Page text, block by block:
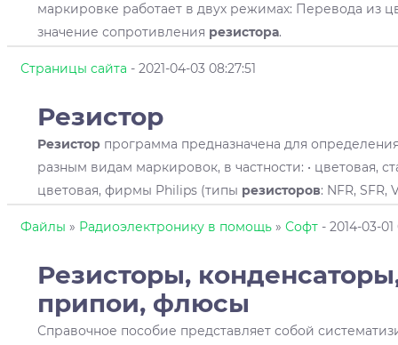
маркировке работает в двух режимах: Перевода из
значение сопротивления резистора.
Страницы сайта - 2021-04-03 08:27:51
Резистор
Резисторпрограмма предназначена для
разным видам маркировок, в частности: • цветовая,
цветовая, фирмы Philips (типы резисторов: NFR, SFR,
Файлы » Радиоэлектронику в помощь » Софт - 2014-03-
Резисторы,
припои, флюсы
Справочное пособие представляет собой